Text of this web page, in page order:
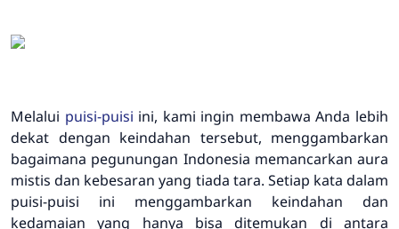
Melalui puisi-puisi ini, kami ingin membawa Anda lebih
dekat dengan keindahan tersebut, menggambarkan
bagaimana pegunungan Indonesia memancarkan aura
mistis dan kebesaran yang tiada tara. Setiap kata dalam
puisi-puisi ini menggambarkan keindahan dan
kedamaian yang hanya bisa ditemukan di antara